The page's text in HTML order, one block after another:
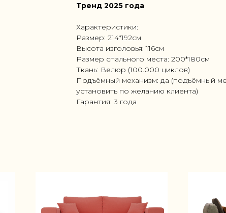
Тренд 2025 года
Характеристики:
Размер: 214*192см
Высота изголовья: 116см
Размер спального места: 200*180см
Ткань: Велюр (100.000 циклов)
Подъёмный механизм: да (подъёмный
установить по желанию клиента)
Гарантия: 3 года